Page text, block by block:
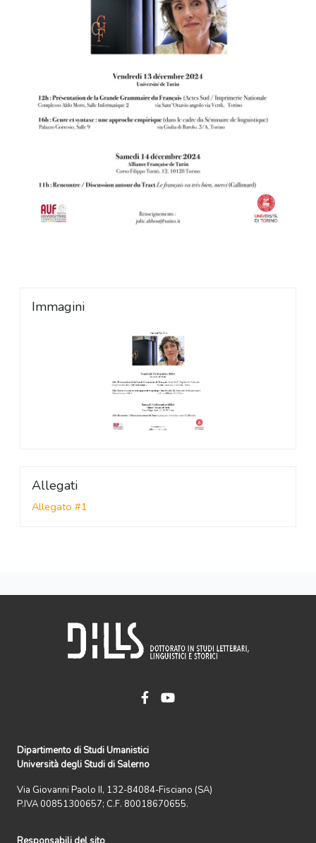
Immagini
Allegati
Allegato #1
Dipartimento di Studi Umanistici
Università degli Studi di Salerno
Via Giovanni Paolo II, 132-84084-Fisciano (SA)
P.IVA 00851300657; C.F. 80018670655.